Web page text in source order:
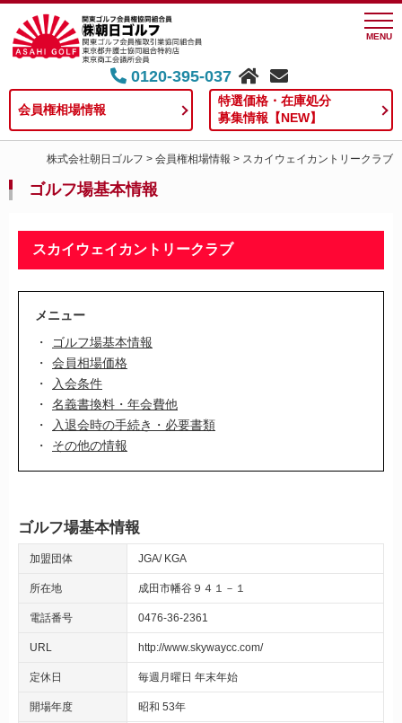
MENU
0120-395-037
会員権相場情報
特選価格・在庫処分
募集情報【NEW】
株式会社朝日ゴルフ > 会員権相場情報 > スカイウェイカントリークラブ
ゴルフ場基本情報
スカイウェイカントリークラブ
メニュー
ゴルフ場基本情報
会員相場価格
入会条件
名義書換料・年会費他
入退会時の手続き・必要書類
その他の情報
ゴルフ場基本情報
加盟団体 JGA KGA
所在地 成田市幡谷９４１－１
電話番号 0476-36-2361
URL http://www.skywaycc.com/
定休日 毎週月曜日 年末年始
開場年度 昭和 53年